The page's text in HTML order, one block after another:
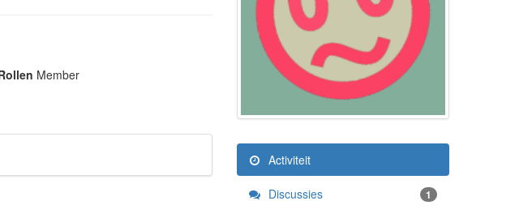
Member
Activiteit
Discussies 1